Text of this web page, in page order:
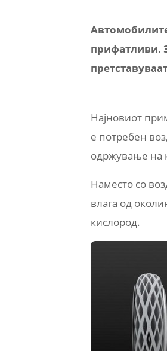
прифатливи.
Најновиот
е потребен
одржување на
Наместо со
влага од
кислород.